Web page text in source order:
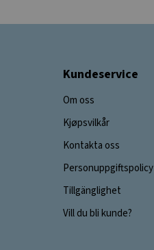
Kundeservice
Om oss
Kjøpsvilkår
Kontakta oss
Personuppgiftspolicy
Tillgänglighet
Vill du bli kunde?